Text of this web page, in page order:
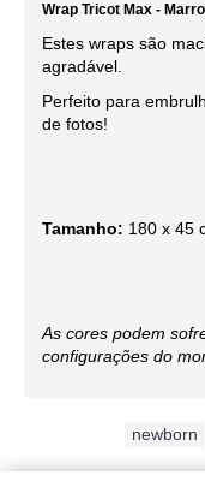
Wrap Tricot Max -
Estes wraps são
agradável.
Perfeito para
de fotos!
Tamanho: 180 x 45
As cores podem
configurações do
newborn